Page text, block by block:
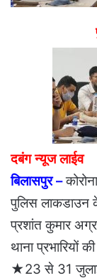
दबंग न्यूज लाईव
बिलासपुर –
पुलिस लाकडाउन
प्रशांत कुमार
थाना प्रभारियों
★23 से 31